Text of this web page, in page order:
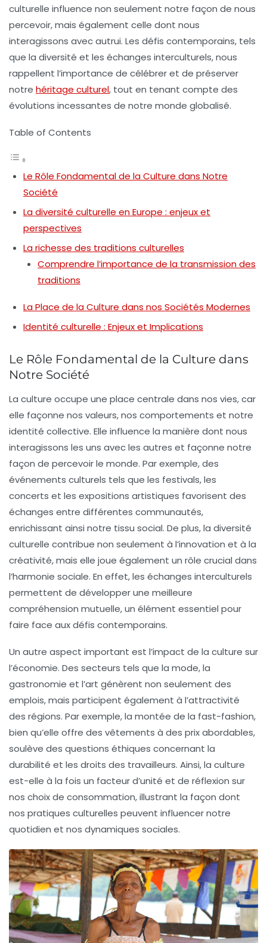
culturelle influence non seulement notre façon de nous
percevoir, mais également celle dont nous
interagissons avec autrui. Les défis contemporains, tels
que la diversité et les échanges interculturels, nous
rappellent l’importance de célébrer et de préserver
notre héritage culturel, tout en tenant compte des
évolutions incessantes de notre monde globalisé.
Table of Contents
Le Rôle Fondamental de la Culture dans Notre
Société
La diversité culturelle en Europe : enjeux et
perspectives
La richesse des traditions culturelles
Comprendre l’importance de la transmission des
traditions
La Place de la Culture dans nos Sociétés Modernes
Identité culturelle : Enjeux et Implications
Le Rôle Fondamental de la Culture dans
Notre Société
La culture occupe une place centrale dans nos vies, car
elle façonne nos valeurs, nos comportements et notre
identité collective. Elle influence la manière dont nous
interagissons les uns avec les autres et façonne notre
façon de percevoir le monde. Par exemple, des
événements culturels tels que les festivals, les
concerts et les expositions artistiques favorisent des
échanges entre différentes communautés,
enrichissant ainsi notre tissu social. De plus, la diversité
culturelle contribue non seulement à l’innovation et à la
créativité, mais elle joue également un rôle crucial dans
l’harmonie sociale. En effet, les échanges interculturels
permettent de développer une meilleure
compréhension mutuelle, un élément essentiel pour
faire face aux défis contemporains.
Un autre aspect important est l’impact de la culture sur
l’économie. Des secteurs tels que la mode, la
gastronomie et l’art génèrent non seulement des
emplois, mais participent également à l’attractivité
des régions. Par exemple, la montée de la fast-fashion,
bien qu’elle offre des vêtements à des prix abordables,
soulève des questions éthiques concernant la
durabilité et les droits des travailleurs. Ainsi, la culture
est-elle à la fois un facteur d’unité et de réflexion sur
nos choix de consommation, illustrant la façon dont
nos pratiques culturelles peuvent influencer notre
quotidien et nos dynamiques sociales.